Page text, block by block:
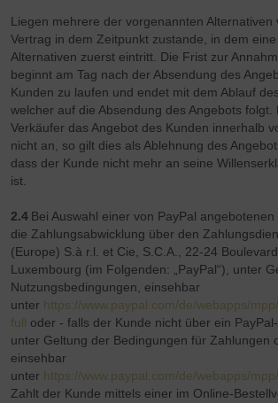
Liegen mehrere der vorgenannten Alternativen
Vertrag in dem Zeitpunkt zustande, in dem
Alternativen zuerst eintritt. Die Frist zur
beginnt am Tag nach der Absendung des
Kunden zu laufen und endet mit dem Ablauf
welcher auf die Absendung des Angebots folgt.
Verkäufer das Angebot des Kunden innerhalb
nicht an, so gilt dies als Ablehnung des
dass der Kunde nicht mehr an seine
ist.
2.4 Bei Auswahl einer von PayPal
die Zahlungsabwicklung über den
(Europe) S.à r.l. et Cie, S.C.A., 22-24
Luxembourg (im Folgenden: „PayPal“), unter
Nutzungsbedingungen, einsehbar
unter https://www.paypal.com/de/webapps/
full oder - falls der Kunde nicht über ein
unter Geltung der Bedingungen für Zahlungen
einsehbar
unter https://www.paypal.com/de/webapps/
Zahlt der Kunde mittels einer im Online-